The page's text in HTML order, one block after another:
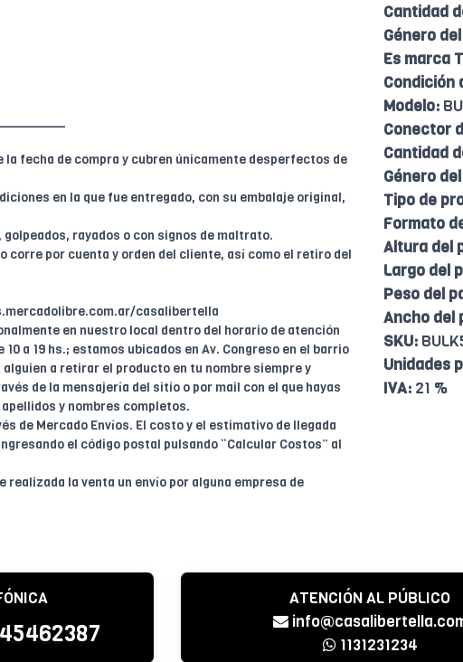
fecha de compra y cubren únicamente desperfectos de
en la que fue entregado, con su embalaje original,
rayados o con signos de maltrato.
corre por cuenta y orden del cliente, así como el retiro del
casalibertella
en nuestro local dentro del horario de atención
a 19 hs.; estamos ubicados en Av. Congreso en el barrio
a retirar el producto en tu nombre siempre y
de la mensajería del sitio o por mail con el que hayas
y nombres completos.
de Mercado Envíos. El costo y el estimativo de llegada
el código postal pulsando “Calcular Costos” al
realizada la venta un envío por alguna empresa de
Cantidad
Género
Es marca
Condición
Modelo:
Conector
Cantidad
Género
Tipo de
Formato
Altura del
Largo del
Peso del
Ancho del
SKU:
Unidades
IVA: 21 %
ATENCIÓN AL PÚBLICO
1131231234